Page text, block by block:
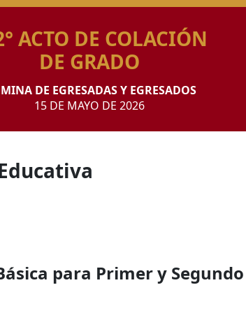
ACTO DE COLACIÓN
DE GRADO
DE EGRESADAS Y EGRESADOS
15 DE MAYO DE 2026
para Primer y Segundo